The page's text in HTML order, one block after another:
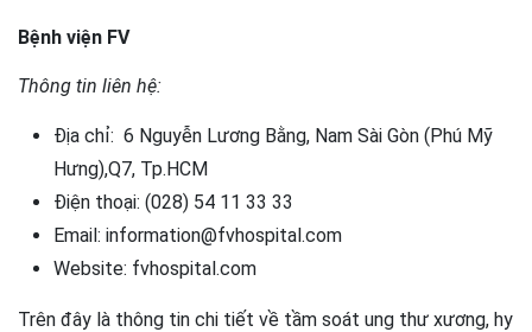
Bệnh viện FV
Thông tin liên hệ:
Địa chỉ: 6 Nguyễn Lương Bằng, Nam Sài Gòn (Phú Mỹ
Hưng),Q7, Tp.HCM
Điện thoại: (028) 54 11 33 33
Email: information@fvhospital.com
Website: fvhospital.com
Trên đây là thông tin chi tiết về tầm soát ung thư xương, hy